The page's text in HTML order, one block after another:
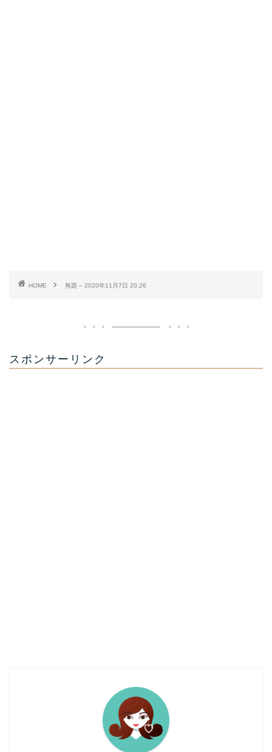
HOME 無題 – 2020年11月7日 20.26
スポンサーリンク